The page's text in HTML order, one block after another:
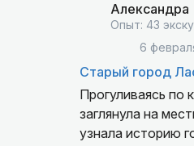
Александра
Опыт: 43
6
Старый город
Прогуливаясь по
заглянула на
узнала историю